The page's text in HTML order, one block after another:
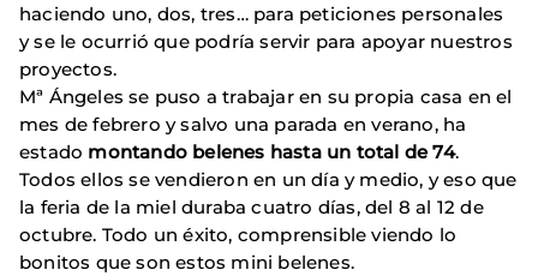
haciendo uno, dos, tres… para peticiones personales
y se le ocurrió que podría servir para apoyar nuestros
proyectos.
Mª Ángeles se puso a trabajar en su propia casa en el
mes de febrero y salvo una parada en verano, ha
estado montando belenes hasta un total de 74.
Todos ellos se vendieron en un día y medio, y eso que
la feria de la miel duraba cuatro días, del 8 al 12 de
octubre. Todo un éxito, comprensible viendo lo
bonitos que son estos mini belenes.